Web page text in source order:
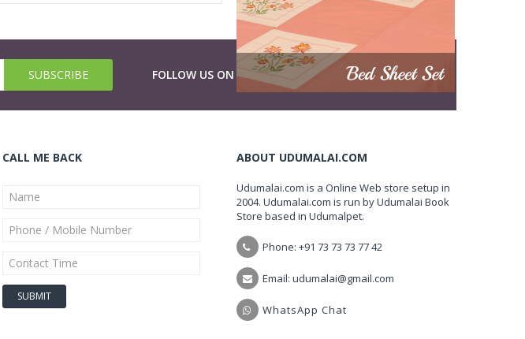
FOLLOW US ON
CALL ME BACK ABOUT UDUMALAI.COM
Udumalai.com is a Online Web store setup in
2004. Udumalai.com is run by Udumalai Book
Store based in Udumalpet.
Phone: +91 73 73 73 77 42
Email: udumalai@gmail.com
WhatsApp Chat